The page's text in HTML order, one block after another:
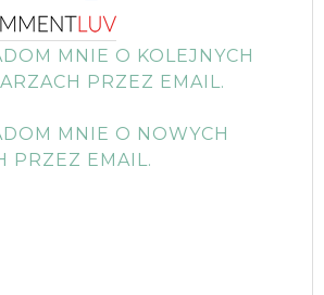
MNIE O KOLEJNYCH
PRZEZ EMAIL.
MNIE O NOWYCH
PRZEZ EMAIL.